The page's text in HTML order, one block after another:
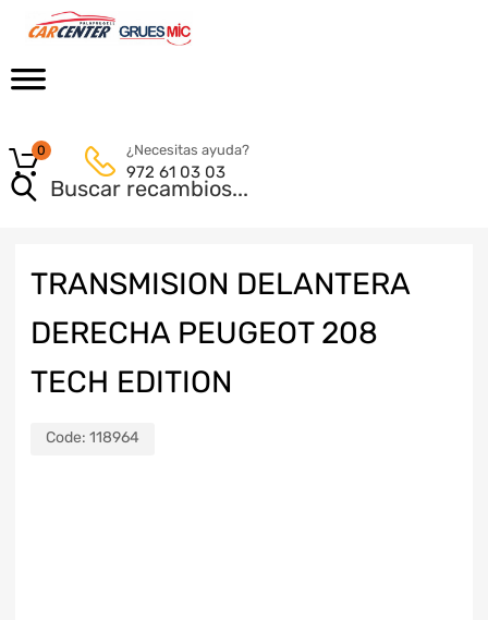
¿Necesitas ayuda?
972 61 03 03
0
TRANSMISION DELANTERA
DERECHA PEUGEOT 208
TECH EDITION
Code: 118964